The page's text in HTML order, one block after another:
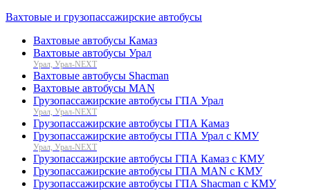
Вахтовые и грузопассажирские автобусы
Вахтовые автобусы Камаз
Вахтовые автобусы Урал
Урал, Урал-NEXT
Вахтовые автобусы Shacman
Вахтовые автобусы MAN
Грузопассажирские автобусы ГПА Урал
Урал, Урал-NEXT
Грузопассажирские автобусы ГПА Камаз
Грузопассажирские автобусы ГПА Урал с КМУ
Урал, Урал-NEXT
Грузопассажирские автобусы ГПА Камаз с КМУ
Грузопассажирские автобусы ГПА MAN с КМУ
Грузопассажирские автобусы ГПА Shacman с КМУ